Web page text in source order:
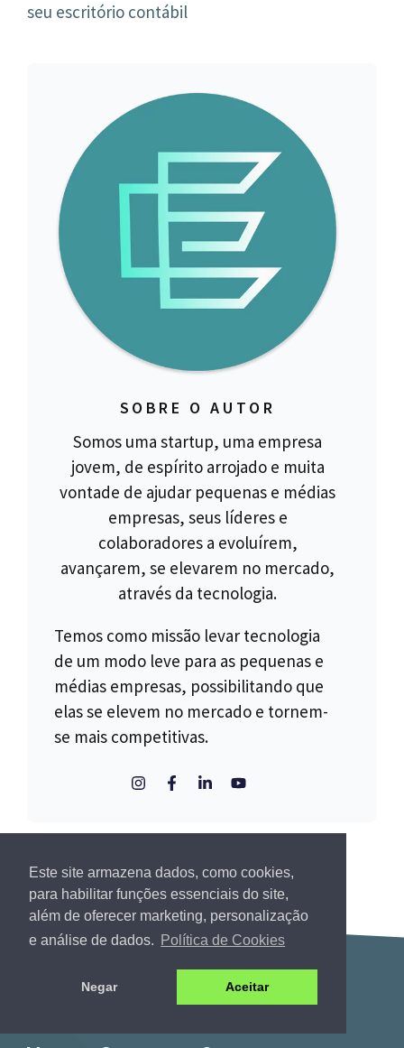
Este site armazena dados, como cookies,
para habilitar funções essenciais do site,
além de oferecer marketing, personalização
e análise de dados.
Política de Cookies
Negar Aceitar
seu escritório contábil
SOBRE O AUTOR
Somos uma startup, uma empresa
jovem, de espírito arrojado e muita
vontade de ajudar pequenas e médias
empresas, seus líderes e
colaboradores a evoluírem,
avançarem, se elevarem no mercado,
através da tecnologia.
Temos como missão levar tecnologia
de um modo leve para as pequenas e
médias empresas, possibilitando que
elas se elevem no mercado e tornem-
se mais competitivas.